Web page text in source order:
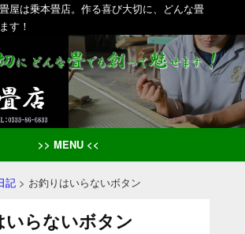
屋は乗本畳店。作る喜び大切に、どんな畳
す！
>> MENU <<
記> お釣りはいらないボタン
いらないボタン